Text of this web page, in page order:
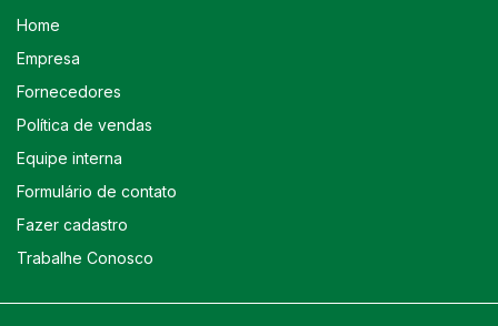
Home
Empresa
Fornecedores
Política de vendas
Equipe interna
Formulário de contato
Fazer cadastro
Trabalhe Conosco